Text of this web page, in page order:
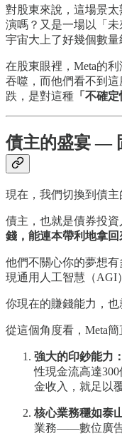
對股東來說，這場景
演嗎？又是一場以「
宇宙大上了好幾個數量
在股東眼裡，Meta的
吞噬，而他們看不到
跌，是對這種 「不確定
債主的盛宴 —
現在，我們切換到債主
債主，也就是債券投資
錢，能連本帶利地拿回
他們不關心你的夢想
現通用人工智慧（AGI
你現在的賺錢能力，也
從這個角度看，Meta
強大的印鈔能力：
性現金流高達
金收入，就足以
核心業務穩如泰
業務——數位廣告